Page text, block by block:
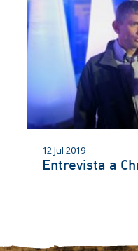
12 Jul 2019
Entrevista a